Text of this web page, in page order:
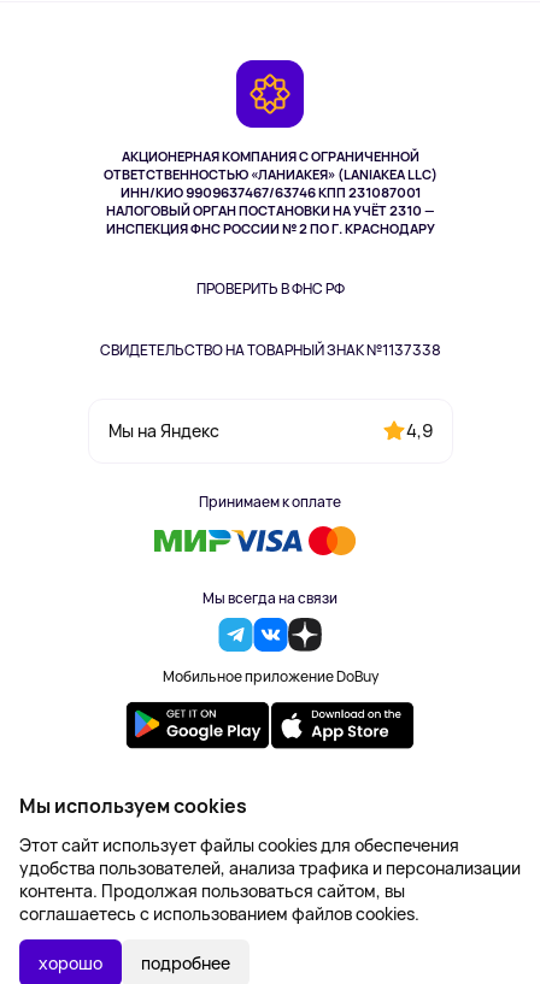
В КОРЗИНУ
АКЦИОНЕРНАЯ КОМПАНИЯ С ОГРАНИЧЕННОЙ
ОТВЕТСТВЕННОСТЬЮ «ЛАНИАКЕЯ» (LANIAKEA LLC)
ИНН/КИО 9909637467/63746 КПП 231087001
НАЛОГОВЫЙ ОРГАН ПОСТАНОВКИ НА УЧЁТ 2310 —
ИНСПЕКЦИЯ ФНС РОССИИ № 2 ПО Г. КРАСНОДАРУ
ПРОВЕРИТЬ В ФНС РФ
СВИДЕТЕЛЬСТВО НА ТОВАРНЫЙ ЗНАК №1137338
Мы на Яндекс 4,9
Принимаем к оплате
Мы всегда на связи
Мобильное приложение DoBuy
Здоровье питомцев
Одежда и аксессуары
2023-2026 © DoBuy. Все права защищены
Правила обработки персональных данных
Пользовательское соглашение
Оферта
Создание сайта – NetLab
Мы используем cookies
Этот сайт использует файлы cookies для обеспечения
удобства пользователей, анализа трафика и персонализации
контента. Продолжая пользоваться сайтом, вы
соглашаетесь с использованием файлов cookies.
хорошо подробнее